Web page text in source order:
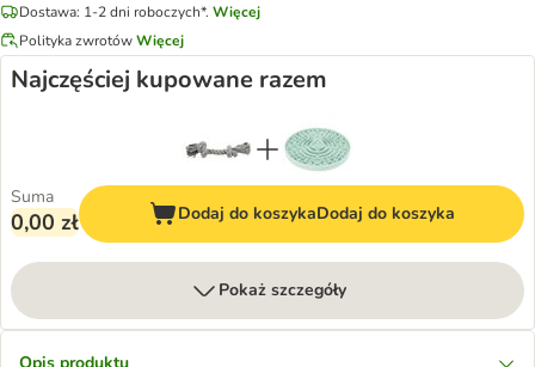
Dostawa: 1-2 dni roboczych*. Więcej
Polityka zwrotówWięcej
Najczęściej kupowane razem
Suma
0,00 zł Dodaj do koszykaDodaj do koszyka
Pokaż szczegóły